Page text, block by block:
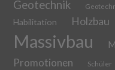
Geotechnik
Habilitation Holzbau
Massivbau
Promotionen Schüler